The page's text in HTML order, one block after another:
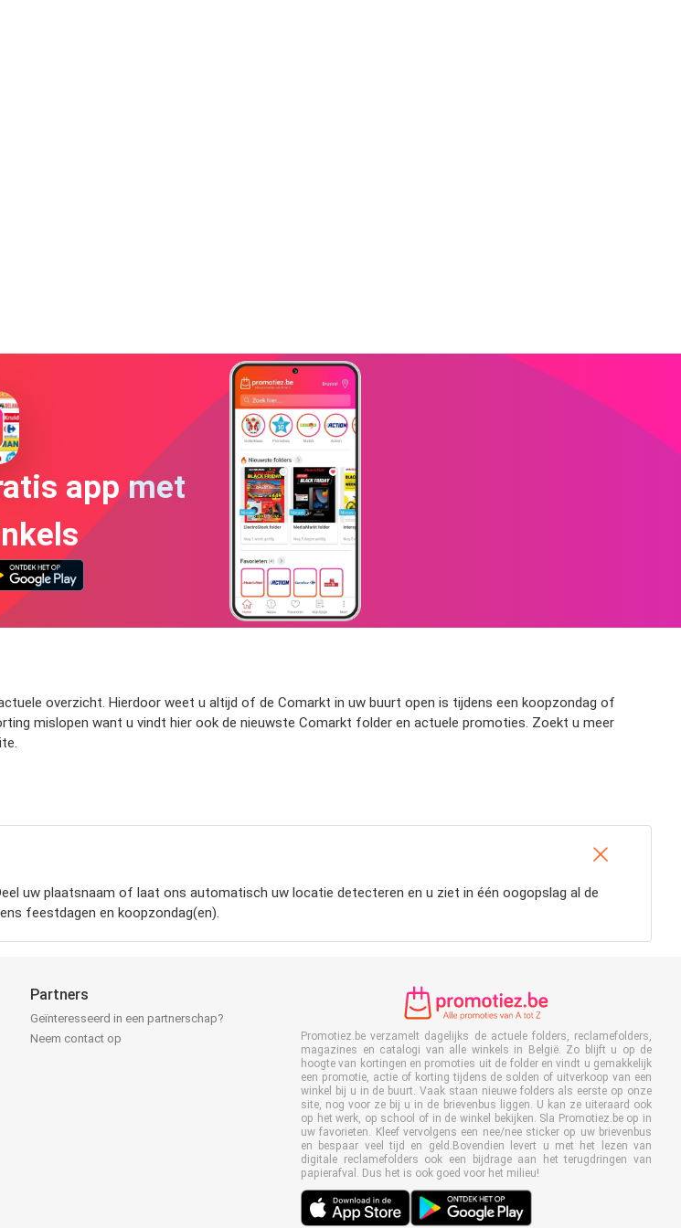
app met
overzicht. Hierdoor weet u altijd of de Comarkt in uw buurt open is tijdens een koopzondag of
mislopen want u vindt hier ook de nieuwste Comarkt folder en actuele promoties. Zoekt u meer
uw plaatsnaam of laat ons automatisch uw locatie detecteren en u ziet in één oogopslag al de
feestdagen en koopzondag(en).
Partners
Geïnteresseerd in een partnerschap?
Neem contact op
Promotiez.be verzamelt dagelijks de actuele folders, reclamefolders,
magazines en catalogi van alle winkels in België. Zo blijft u op de
hoogte van kortingen en promoties uit de folder en vindt u gemakkelijk
een promotie, actie of korting tijdens de solden of uitverkoop van een
winkel bij u in de buurt. Vaak staan nieuwe folders als eerste op onze
site, nog voor ze bij u in de brievenbus liggen. U kan ze uiteraard ook
op het werk, op school of in de winkel bekijken. Sla Promotiez.be op in
uw favorieten. Kleef vervolgens een nee/nee sticker op uw brievenbus
en bespaar veel tijd en geld.Bovendien levert u met het lezen van
digitale reclamefolders ook een bijdrage aan het terugdringen van
papierafval. Dus het is ook goed voor het milieu!